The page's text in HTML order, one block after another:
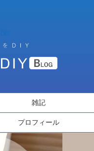
雑記
プロフィール